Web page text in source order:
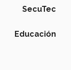
SecuTec
Educación